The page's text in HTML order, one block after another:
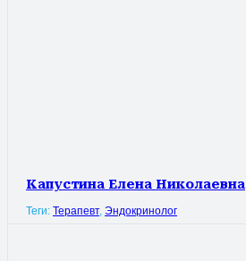
Капустина Елена Николаевна
Теги: Терапевт, Эндокринолог